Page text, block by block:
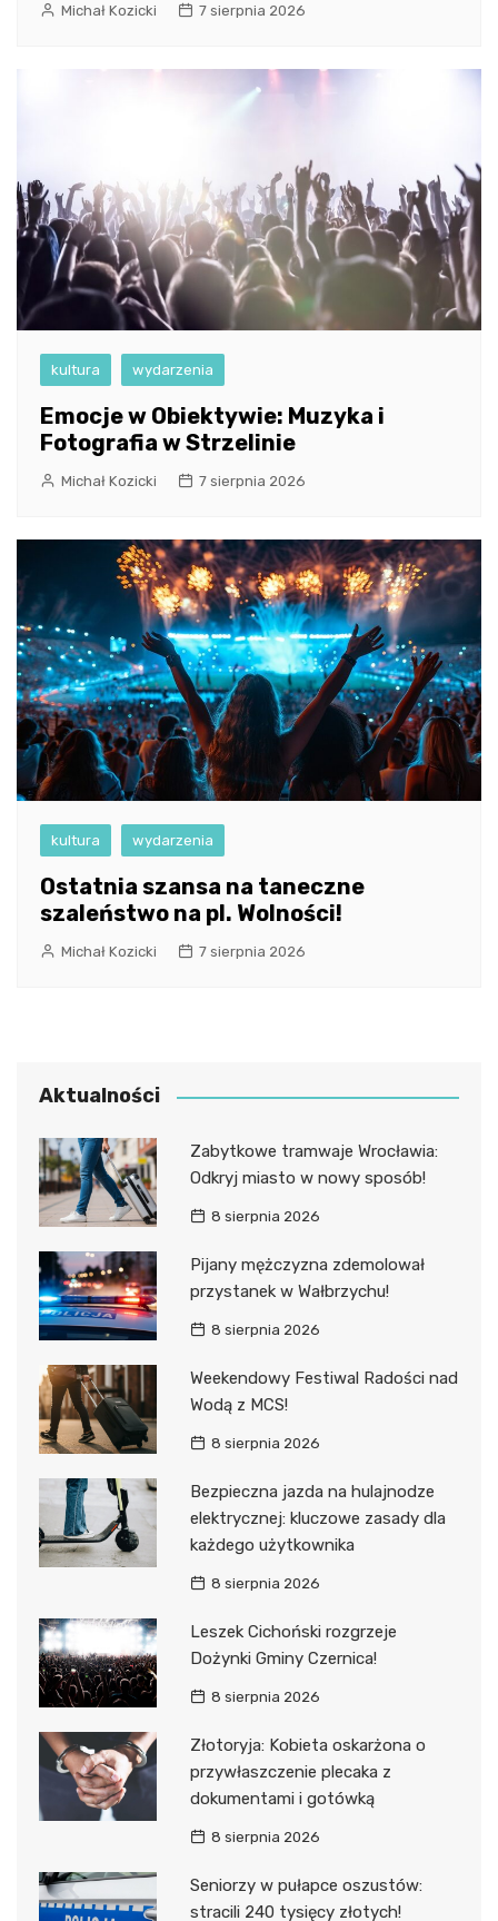
Michał Kozicki 7 sierpnia 2026
kultura wydarzenia
Emocje w Obiektywie: Muzyka i
Fotografia w Strzelinie
Michał Kozicki 7 sierpnia 2026
kultura wydarzenia
Ostatnia szansa na taneczne
szaleństwo na pl. Wolności!
Michał Kozicki 7 sierpnia 2026
Aktualności
Zabytkowe tramwaje Wrocławia:
Odkryj miasto w nowy sposób!
8 sierpnia 2026
Pijany mężczyzna zdemolował
przystanek w Wałbrzychu!
8 sierpnia 2026
Weekendowy Festiwal Radości nad
Wodą z MCS!
8 sierpnia 2026
Bezpieczna jazda na hulajnodze
elektrycznej: kluczowe zasady dla
każdego użytkownika
8 sierpnia 2026
Leszek Cichoński rozgrzeje
Dożynki Gminy Czernica!
8 sierpnia 2026
Złotoryja: Kobieta oskarżona o
przywłaszczenie plecaka z
dokumentami i gotówką
8 sierpnia 2026
Seniorzy w pułapce oszustów:
stracili 240 tysięcy złotych!